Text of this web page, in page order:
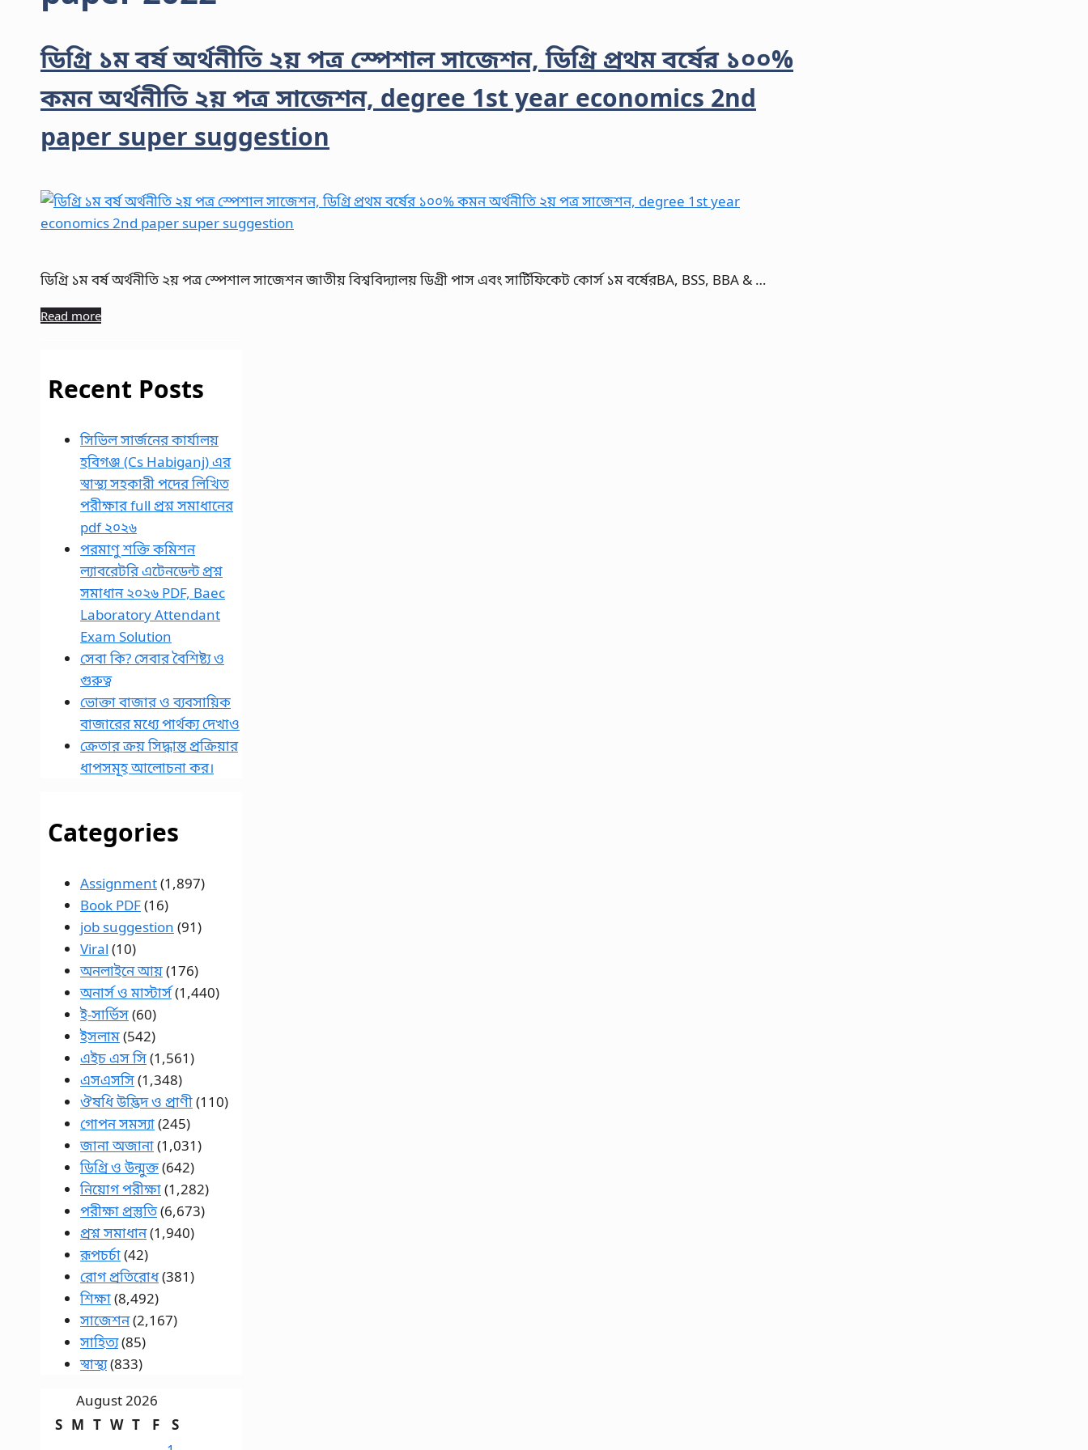
ডিগ্রি ১ম বর্ষ অর্থনীতি ২য় পত্র স্পেশাল সাজেশন, ডিগ্রি প্রথম বর্ষের ১০০%
কমন অর্থনীতি ২য় পত্র সাজেশন, degree 1st year economics 2nd
paper super suggestion
ডিগ্রি ১ম বর্ষ অর্থনীতি ২য় পত্র স্পেশাল সাজেশন জাতীয় বিশ্ববিদ্যালয় ডিগ্রী পাস এবং সার্টিফিকেট কোর্স ১ম বর্ষেরBA, BSS, BBA & …
Read more
Recent Posts
সিভিল সার্জনের কার্যালয়
হবিগঞ্জ (Cs Habiganj) এর
স্বাস্থ্য সহকারী পদের লিখিত
পরীক্ষার full প্রশ্ন সমাধানের
pdf ২০২৬
পরমাণু শক্তি কমিশন
ল্যাবরেটরি এটেনডেন্ট প্রশ্ন
সমাধান ২০২৬ PDF, Baec
Laboratory Attendant
Exam Solution
সেবা কি? সেবার বৈশিষ্ট্য ও
গুরুত্ব
ভোক্তা বাজার ও ব্যবসায়িক
বাজারের মধ্যে পার্থক্য দেখাও
ক্রেতার ক্রয় সিদ্ধান্ত প্রক্রিয়ার
ধাপসমূহ আলোচনা কর।
Categories
Assignment(1,897)
Book PDF(16)
job suggestion (91)
Viral (10)
অনলাইনে আয়(176)
অনার্স ও মাস্টার্স(1,440)
ই-সার্ভিস(60)
ইসলাম(542)
এইচ এস সি(1,561)
এসএসসি(1,348)
ঔষধি উদ্ভিদ ও প্রাণী(110)
গোপন সমস্যা(245)
জানা অজানা(1,031)
ডিগ্রি ও উন্মুক্ত(642)
নিয়োগ পরীক্ষা(1,282)
পরীক্ষা প্রস্তুতি(6,673)
প্রশ্ন সমাধান(1,940)
রূপচর্চা(42)
রোগ প্রতিরোধ(381)
শিক্ষা(8,492)
সাজেশন(2,167)
সাহিত্য(85)
স্বাস্থ্য(833)
August 2026
S M T W T F
S